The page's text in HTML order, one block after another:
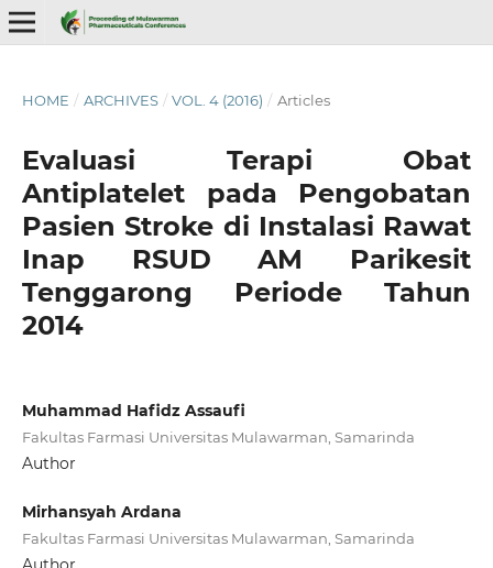
HOME / ARCHIVES / VOL. 4 (2016) / Articles
Evaluasi Terapi Obat
Antiplatelet pada Pengobatan
Pasien Stroke di Instalasi Rawat
Inap RSUD AM Parikesit
Tenggarong Periode Tahun
2014
Muhammad Hafidz Assaufi
Fakultas Farmasi Universitas Mulawarman, Samarinda
Author
Mirhansyah Ardana
Fakultas Farmasi Universitas Mulawarman, Samarinda